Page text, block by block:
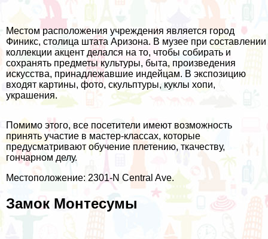
Местом расположения учреждения является город
Финикс, столица штата Аризона. В музее при составлении
коллекции акцент делался на то, чтобы собирать и
сохранять предметы культуры, быта, произведения
искусства, принадлежавшие индейцам. В экспозицию
входят картины, фото, скульптуры, куклы хопи,
украшения.
Помимо этого, все посетители имеют возможность
принять участие в мастер-классах, которые
предусматривают обучение плетению, ткачеству,
гончарном делу.
Местоположение: 2301-N Central Ave.
Замок Монтесумы